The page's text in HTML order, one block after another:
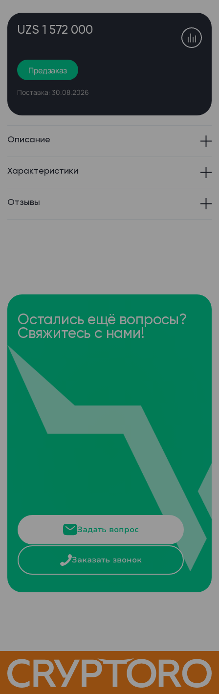
Описание
Характеристики
Отзывы
UZS 1 572 000
Предзаказ
Поставка: 30.08.2026
Остались ещё вопросы?
Свяжитесь с нами!
Задать вопрос
Заказать звонок